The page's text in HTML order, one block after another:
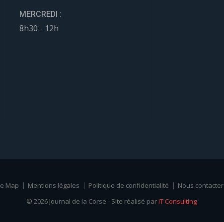
MERCREDI :
8h30 - 12h
Map Mentions légales Politique de confidentialité
Nous contacter
© 2026 Journal de la Corse - Site réalisé parIT Consulting